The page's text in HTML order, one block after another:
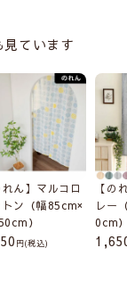
ています
れん】マルコロ
トン（幅85cm×
）
(税込)
【の
レー
0cm